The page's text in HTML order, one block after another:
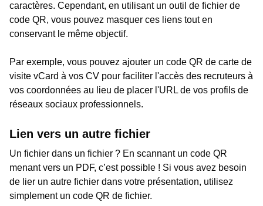
caractères. Cependant, en utilisant un outil de fichier de
code QR, vous pouvez masquer ces liens tout en
conservant le même objectif.
Par exemple, vous pouvez ajouter un code QR de carte de
visite vCard à vos CV pour faciliter l'accès des recruteurs à
vos coordonnées au lieu de placer l'URL de vos profils de
réseaux sociaux professionnels.
Lien vers un autre fichier
Un fichier dans un fichier ? En scannant un code QR
menant vers un PDF, c’est possible ! Si vous avez besoin
de lier un autre fichier dans votre présentation, utilisez
simplement un code QR de fichier.